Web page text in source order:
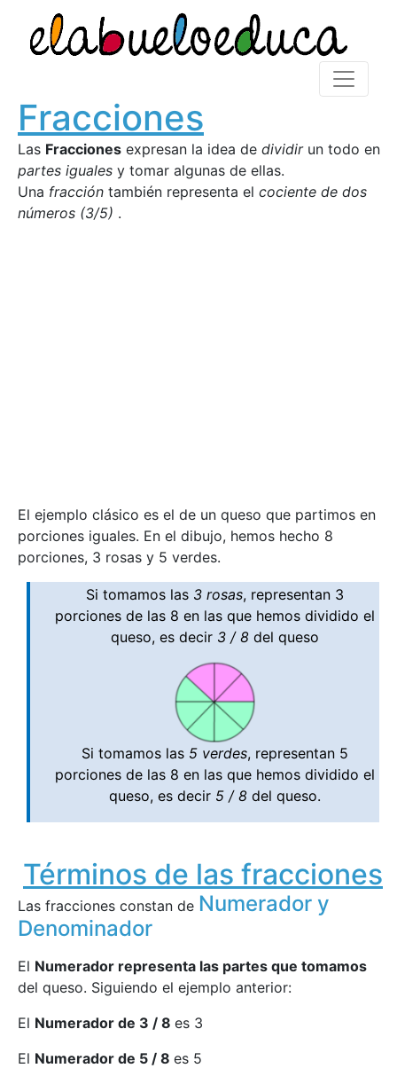
Fracciones
Las Fracciones expresan la idea de dividirun todo en
partes iguales y tomar algunas de ellas.
Una fracción también representa el cociente de dos
números (3/5) .
El ejemplo clásico es el de un queso que partimos en
porciones iguales. En el dibujo, hemos hecho 8
porciones, 3 rosas y 5 verdes.
Si tomamos las 3 rosas, representan 3
porciones de las 8 en las que hemos dividido el
queso, es decir 3 / 8 del queso
Si tomamos las 5 verdes, representan 5
porciones de las 8 en las que hemos dividido el
queso, es decir 5 / 8 del queso.
Términos de las fracciones
Las fracciones constan de Numerador y
Denominador
El Numerador representa las partes que tomamos
del queso. Siguiendo el ejemplo anterior:
El Numerador de 3 / 8 es 3
El Numerador de 5 / 8 es 5